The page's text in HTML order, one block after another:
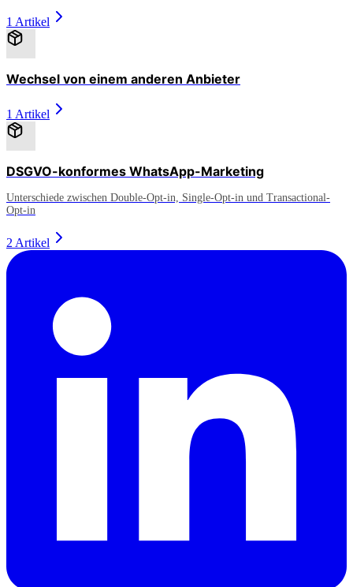
1 Artikel
Wechsel von einem anderen Anbieter
1 Artikel
DSGVO-konformes WhatsApp-Marketing
Unterschiede zwischen Double-Opt-in, Single-Opt-in und Transactional-
Opt-in
2 Artikel